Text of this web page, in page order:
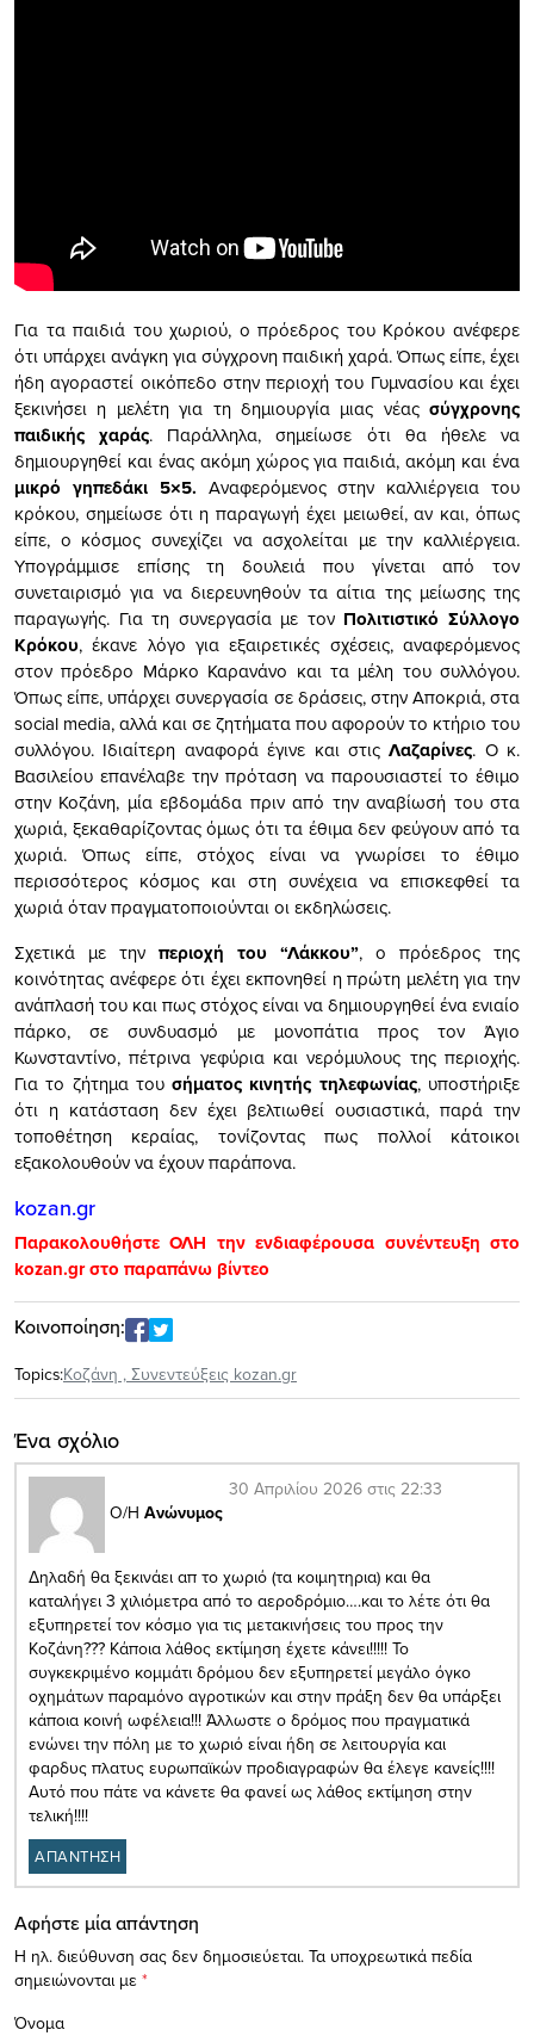
Για τα παιδιά του χωριού, ο πρόεδρος του Κρόκου ανέφερε
ότι υπάρχει ανάγκη για σύγχρονη παιδική χαρά. Όπως είπε, έχει
ήδη αγοραστεί οικόπεδο στην περιοχή του Γυμνασίου και έχει
ξεκινήσει η μελέτη για τη δημιουργία μιας νέαςσύγχρονης
παιδικής χαράς. Παράλληλα, σημείωσε ότι θα ήθελε να
δημιουργηθεί και ένας ακόμη χώρος για παιδιά, ακόμη και ένα
μικρό γηπεδάκι 5×5. Αναφερόμενος στην καλλιέργεια του
κρόκου, σημείωσε ότι η παραγωγή έχει μειωθεί, αν και, όπως
είπε, ο κόσμος συνεχίζει να ασχολείται με την καλλιέργεια.
Υπογράμμισε επίσης τη δουλειά που γίνεται από τον
συνεταιρισμό για να διερευνηθούν τα αίτια της μείωσης της
παραγωγής. Για τη συνεργασία με τονΠολιτιστικό Σύλλογο
Κρόκου, έκανε λόγο για εξαιρετικές σχέσεις, αναφερόμενος
στον πρόεδρο Μάρκο Καρανάνο και τα μέλη του συλλόγου.
Όπως είπε, υπάρχει συνεργασία σε δράσεις, στην Αποκριά, στα
social media, αλλά και σε ζητήματα που αφορούν το κτήριο του
συλλόγου. Ιδιαίτερη αναφορά έγινε και στιςΛαζαρίνες. Ο κ.
Βασιλείου επανέλαβε την πρόταση να παρουσιαστεί το έθιμο
στην Κοζάνη, μία εβδομάδα πριν από την αναβίωσή του στα
χωριά, ξεκαθαρίζοντας όμως ότι τα έθιμα δεν φεύγουν από τα
χωριά. Όπως είπε, στόχος είναι να γνωρίσει το έθιμο
περισσότερος κόσμος και στη συνέχεια να επισκεφθεί τα
χωριά όταν πραγματοποιούνται οι εκδηλώσεις.
Σχετικά με την περιοχή του “Λάκκου”, ο πρόεδρος της
κοινότητας ανέφερε ότι έχει εκπονηθεί η πρώτη μελέτη για την
ανάπλασή του και πως στόχος είναι να δημιουργηθεί ένα ενιαίο
πάρκο, σε συνδυασμό με μονοπάτια προς τον Άγιο
Κωνσταντίνο, πέτρινα γεφύρια και νερόμυλους της περιοχής.
Για το ζήτημα τουσήματος κινητής τηλεφωνίας, υποστήριξε
ότι η κατάσταση δεν έχει βελτιωθεί ουσιαστικά, παρά την
τοποθέτηση κεραίας, τονίζοντας πως πολλοί κάτοικοι
εξακολουθούν να έχουν παράπονα.
kozan.gr
Παρακολουθήστε ΟΛΗ την ενδιαφέρουσα συνέντευξη στο
kozan.gr στο παραπάνω βίντεο
Κοινοποίηση:
Topics:Κοζάνη , Συνεντεύξεις kozan.gr
Ένα σχόλιο
Ο/Η Ανώνυμος
30 Απριλίου 2026 στις 22:33
Δηλαδή θα ξεκινάει απ το χωριό (τα κοιμητηρια) και θα
καταλήγει 3 χιλιόμετρα από το αεροδρόμιο….και το λέτε ότι θα
εξυπηρετεί τον κόσμο για τις μετακινήσεις του προς την
Κοζάνη??? Κάποια λάθος εκτίμηση έχετε κάνει!!!!! Το
συγκεκριμένο κομμάτι δρόμου δεν εξυπηρετεί μεγάλο όγκο
οχημάτων παραμόνο αγροτικών και στην πράξη δεν θα υπάρξει
κάποια κοινή ωφέλεια!!! Άλλωστε ο δρόμος που πραγματικά
ενώνει την πόλη με το χωριό είναι ήδη σε λειτουργία και
φαρδυς πλατυς ευρωπαϊκών προδιαγραφών θα έλεγε κανείς!!!!
Αυτό που πάτε να κάνετε θα φανεί ως λάθος εκτίμηση στην
τελική!!!!
ΑΠΑΝΤΗΣΗ
Αφήστε μία απάντηση
Η ηλ. διεύθυνση σας δεν δημοσιεύεται. Τα υποχρεωτικά πεδία
σημειώνονται με *
Όνομα